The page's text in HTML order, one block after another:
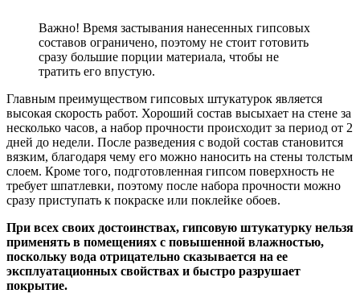
Важно! Время застывания нанесенных гипсовых
составов ограничено, поэтому не стоит готовить
сразу большие порции материала, чтобы не
тратить его впустую.
Главным преимуществом гипсовых штукатурок является
высокая скорость работ. Хороший состав высыхает на стене за
несколько часов, а набор прочности происходит за период от 2
дней до недели. После разведения с водой состав становится
вязким, благодаря чему его можно наносить на стены толстым
слоем. Кроме того, подготовленная гипсом поверхность не
требует шпатлевки, поэтому после набора прочности можно
сразу приступать к покраске или поклейке обоев.
При всех своих достоинствах, гипсовую штукатурку нельзя
применять в помещениях с повышенной влажностью,
поскольку вода отрицательно сказывается на ее
эксплуатационных свойствах и быстро разрушает
покрытие.